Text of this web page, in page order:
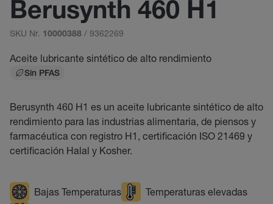
Berusynth 460 H1
SKU Nr. 10000388 / 9362269
Aceite lubricante sintético de alto rendimiento
Sin PFAS
Berusynth 460 H1 es un aceite lubricante sintético de alto
rendimiento para las industrias alimentaria, de piensos y
farmacéutica con registro H1, certificación ISO 21469 y
certificación Halal y Kosher.
Bajas Temperaturas
Temperaturas elevadas